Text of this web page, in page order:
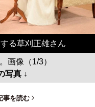
る草刈正雄さん
画像（1/3）
写真 ↓
事を読む